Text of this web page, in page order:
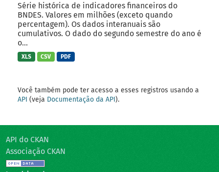
Série histórica de indicadores financeiros do
BNDES. Valores em milhões (exceto quando
percentagem). Os dados interanuais são
cumulativos. O dado do segundo semestre do ano é
o...
XLS CSV PDF
Você também pode ter acesso a esses registros usando a
API (veja Documentação da API).
API do CKAN
Associação CKAN